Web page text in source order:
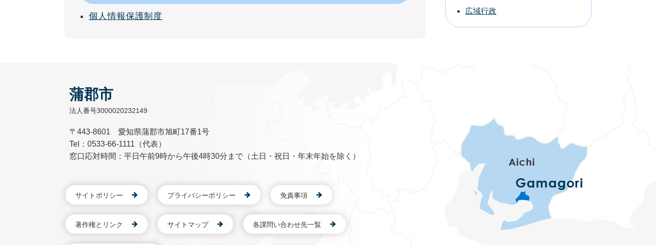
個人情報保護制度
広域行政
蒲郡市
法人番号3000020232149
〒443-8601 愛知県蒲郡市旭町17番1号
Tel：0533-66-1111（代表）
窓口応対時間：平日午前9時から午後4時30分まで（土日・祝日・年末年始を除く）
サイトポリシー プライバシーポリシー 免責事項
著作権とリンク サイトマップ 各課問い合わせ先一覧